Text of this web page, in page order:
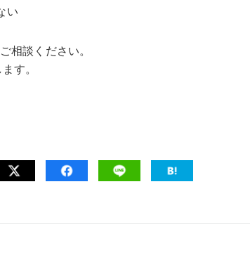
い
相談ください。
す。